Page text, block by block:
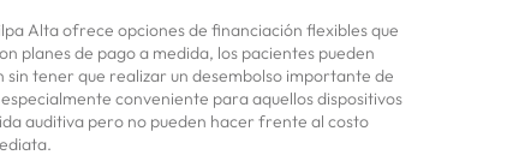
Alta ofrece opciones de financiación flexibles que
planes de pago a medida, los pacientes pueden
tener que realizar un desembolso importante de
conveniente para aquellos dispositivos
auditiva pero no pueden hacer frente al costo